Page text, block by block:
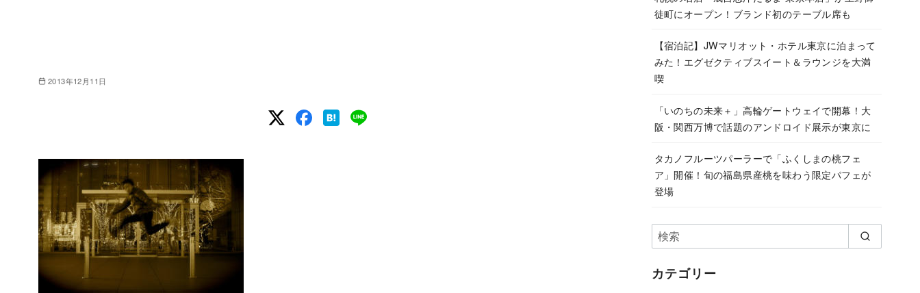
2013年12月11日
徒町にオープン！ブランド初のテーブル席も
【宿泊記】JWマリオット・ホテル東京に泊まって
みた！エグゼクティブスイート＆ラウンジを大満
喫
「いのちの未来＋」高輪ゲートウェイで開幕！大
阪・関西万博で話題のアンドロイド展示が東京に
タカノフルーツパーラーで「ふくしまの桃フェ
ア」開催！旬の福島県産桃を味わう限定パフェが
登場
カテゴリー